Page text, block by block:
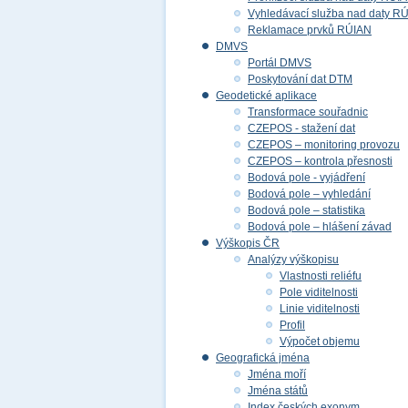
Vyhledávací služba nad daty
Reklamace prvků RÚIAN
DMVS
Portál DMVS
Poskytování dat DTM
Geodetické aplikace
Transformace souřadnic
CZEPOS - stažení dat
CZEPOS – monitoring provozu
CZEPOS – kontrola přesnosti
Bodová pole - vyjádření
Bodová pole – vyhledání
Bodová pole – statistika
Bodová pole – hlášení závad
Výškopis ČR
Analýzy výškopisu
Vlastnosti reliéfu
Pole viditelnosti
Linie viditelnosti
Profil
Výpočet objemu
Geografická jména
Jména moří
Jména států